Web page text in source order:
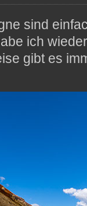
sind
ich
gibt es